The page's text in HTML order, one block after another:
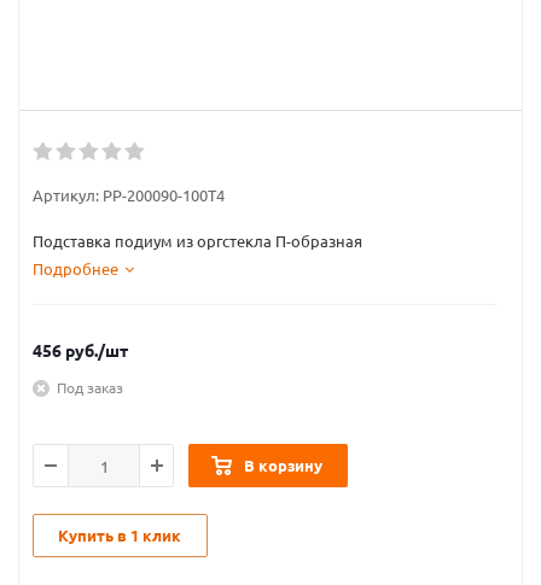
Артикул: PP-200090-100T4
Подставка подиум из оргстекла П-образная
Подробнее
456 руб./шт
Под заказ
В корзину
Купить в 1 клик